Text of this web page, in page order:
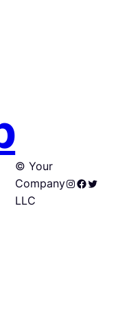
© Your
Company
LLC
Instagram